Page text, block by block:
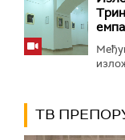
ТВ